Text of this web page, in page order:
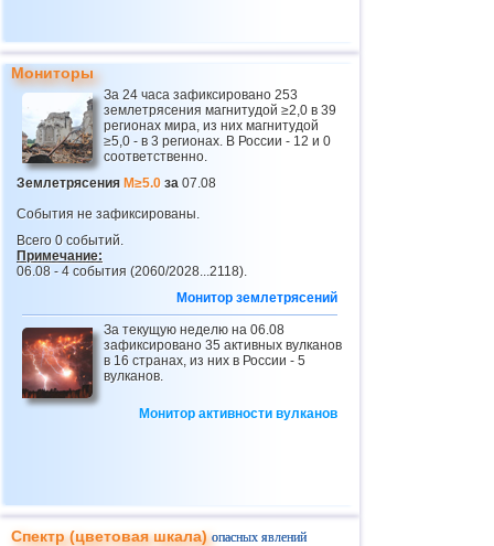
Мониторы
За 24 часа зафиксировано 253
землетрясения магнитудой ≥2,0 в 39
регионах мира, из них магнитудой
≥5,0 - в 3 регионах. В России - 12 и 0
соответственно.
Землетрясения M≥5.0 за 07.08
События не зафиксированы.
Всего 0 событий.
Примечание:
06.08 - 4 события (2060/2028...2118).
Монитор землетрясений
За текущую неделю на 06.08
зафиксировано 35 активных вулканов
в 16 странах, из них в России - 5
вулканов.
Монитор активности вулканов
Спектр (цветовая шкала)опасных явлений